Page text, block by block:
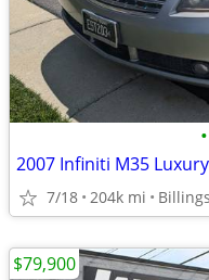
•
2007 Infiniti M35
7/18 204k mi
$79,900